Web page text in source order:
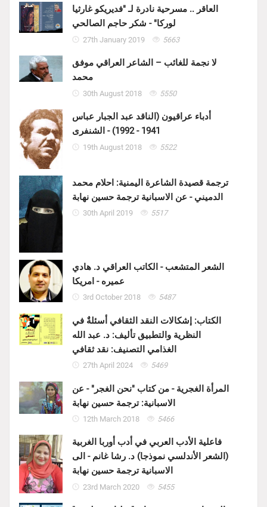
العاقر .. مسرحية نادرة لـ "فديريكو غارثيا
لوركا" - شكر حاجم الصالحي
27th January 2019 5663
لا نجمة للغائب – الشاعر العراقي موفق
محمد
30th August 2018 5550
أدباء عراقيون (الناقد عبد الجبار عباس
1941 - 1992) - الشنفرى
19th August 2018 5522
ترجمة قصيدة الشاعرة اليمنية: احلام محمد
الدميني - عن الاسبانية ترجمة حسين نهابة
30th April 2019 5517
الشعر المتشعب - الكاتب العراقي د. هادي
عميره - امريكا
3rd October 2018 5487
الكتاب: إشكالات النقد الثقافي أسئلةٌ في
النظرية والتطبيق تأليف: د. عبد الله
الغذامي التصنيف: نقد ثقافي
27th April 2024 5469
المرأة الغجرية - من كتاب "نحن الغجر" - عن
الاسبانية: ترجمة حسين نهابة
12th March 2018 5466
فاعلية الأدب العربي في أدب أوربا الغربية
(الشعر الأندلسي نموذجا) د. رشا غانم - الى
الاسبانية ترجمة حسين نهابة
23rd March 2020 5455